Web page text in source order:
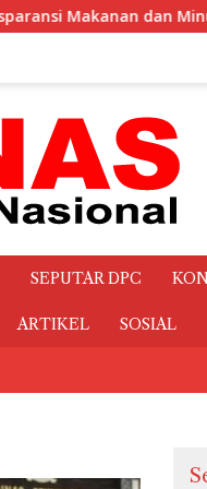
Rp.3,1 Miliar
SEPUTAR DPC
ARTIKEL SOSIAL